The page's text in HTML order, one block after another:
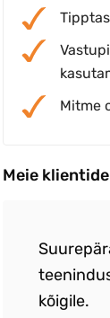
Mitme
Meie
kõigile.